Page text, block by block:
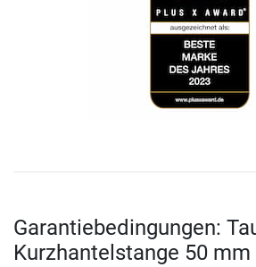
Garantiebedingungen:
Kurzhantelstange 50 mm